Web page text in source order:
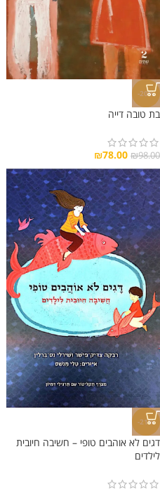
-20%
בת טובה דייה
₪98.00
₪78.00
-21%
דגים לא אוהבים טופי – חשיבה חיובית
לילדים